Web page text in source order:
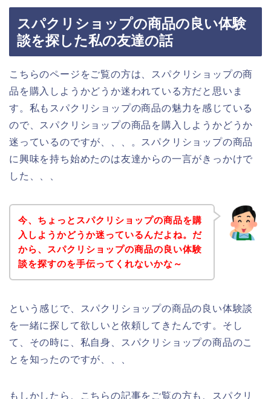
スパクリショップの商品の良い体験
談を探した私の友達の話
こちらのページをご覧の方は、スパクリショップの商
品を購入しようかどうか迷われている方だと思いま
す。私もスパクリショップの商品の魅力を感じている
ので、スパクリショップの商品を購入しようかどうか
迷っているのですが、、、。スパクリショップの商品
に興味を持ち始めたのは友達からの一言がきっかけで
した、、、
今、ちょっとスパクリショップの商品を購
入しようかどうか迷っているんだよね。だ
から、スパクリショップの商品の良い体験
談を探すのを手伝ってくれないかな～
という感じで、スパクリショップの商品の良い体験談
を一緒に探して欲しいと依頼してきたんです。そし
て、その時に、私自身、スパクリショップの商品のこ
とを知ったのですが、、、
もしかしたら、こちらの記事をご覧の方も、スパクリ